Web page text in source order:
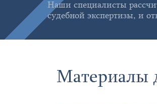
Наши специалисты
судебной экспертизы, и
Материалы